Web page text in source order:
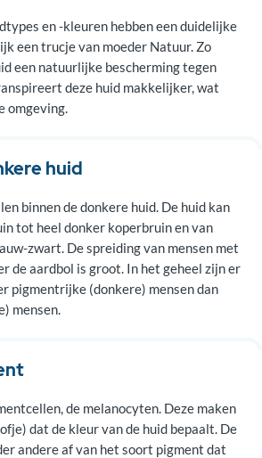
en -kleuren hebben een duidelijke
een trucje van moeder Natuur. Zo
een natuurlijke bescherming tegen
deze huid makkelijker, wat
omgeving.
huid
binnen de donkere huid. De huid kan
tot heel donker koperbruin en van
zwart. De spreiding van mensen met
de aardbol is groot. In het geheel zijn er
pigmentrijke (donkere) mensen dan
mensen.
de melanocyten. Deze maken
dat de kleur van de huid bepaalt. De
andere af van het soort pigment dat